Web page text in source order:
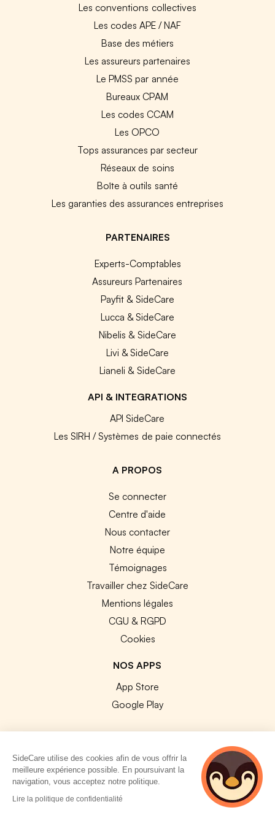
Les conventions collectives
Les codes APE / NAF
Base des métiers
Les assureurs partenaires
Le PMSS par année
Bureaux CPAM
Les codes CCAM
Les OPCO
Tops assurances par secteur
Réseaux de soins
Boîte à outils santé
Les garanties des assurances entreprises
PARTENAIRES
Experts-Comptables
Assureurs Partenaires
Payfit & SideCare
Lucca & SideCare
Nibelis & SideCare
Livi & SideCare
Lianeli & SideCare
API & INTEGRATIONS
API SideCare
Les SIRH / Systèmes de paie connectés
A PROPOS
Se connecter
Centre d'aide
Nous contacter
Notre équipe
Témoignages
Travailler chez SideCare
Mentions légales
CGU & RGPD
Cookies
NOS APPS
App Store
Google Play
© 2026 SideCare. Tous droits réservés.
SideCare utilise des cookies afin de vous offrir la
meilleure expérience possible. En poursuivant la
navigation, vous acceptez notre politique.
Lire la politique de confidentialité
3 personnes
consultent